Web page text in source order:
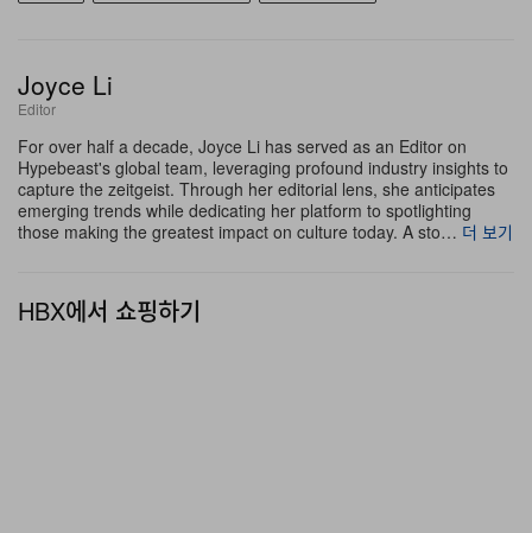
Joyce Li
Editor
For over half a decade, Joyce Li has served as an Editor on
Hypebeast's global team, leveraging profound industry insights to
capture the zeitgeist. Through her editorial lens, she anticipates
emerging trends while dedicating her platform to spotlighting
those making the greatest impact on culture today. A sto… 더 보기
HBX에서 쇼핑하기